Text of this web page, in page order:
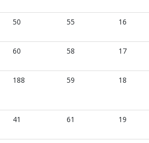
50 55 16
60 58 17
188 59 18
41 61 19